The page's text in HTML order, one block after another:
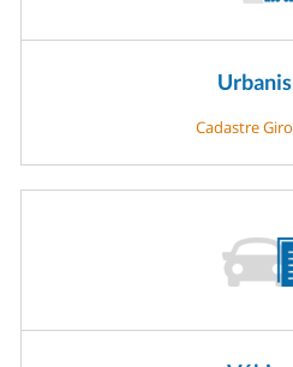
Cadastre